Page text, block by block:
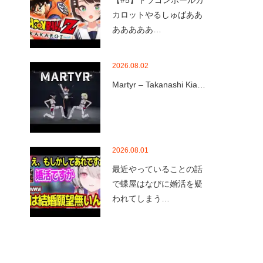
カロットやるしゅばああ
あああああ…
2026.08.02
Martyr – Takanashi Kia…
2026.08.01
最近やっていることの話
で蝶屋はなびに婚活を疑
われてしまう…